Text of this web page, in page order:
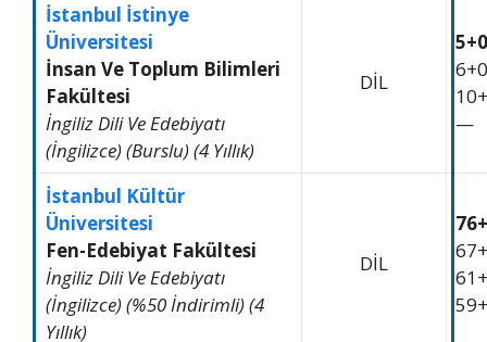
İstanbul İstinye
Üniversitesi
İnsan Ve Toplum Bilimleri
Fakültesi
İngiliz Dili Ve Edebiyatı
(İngilizce) (Burslu) (4 Yıllık)
DİL
6+0
—
İstanbul Kültür
Üniversitesi
Fen-Edebiyat Fakültesi
İngiliz Dili Ve Edebiyatı
(İngilizce) (%50 İndirimli) (4
Yıllık)
DİL